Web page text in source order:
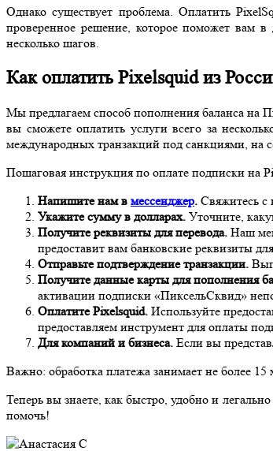
Однако существует проблема. Оплатить
проверенное решение, которое поможет вам в
несколько шагов.
Как оплатить Pixelsquid из
Мы предлагаем способ пополнения баланса на
вы сможете оплатить услуги всего за
международных транзакций под санкциями, на
Пошаговая инструкция по оплате подписки на
Напишите нам в мессенджер. Свяжитесь с
Укажите сумму в долларах. Уточните,
Получите реквизиты для перевода. Наш
предоставит вам банковские реквизиты
Отправьте подтверждение транзакции.
Получите данные карты для пополнения
активации подписки «ПиксельСквид»
Оплатите Pixelsquid. Используйте
предоставляем инструмент для оплаты
Для компаний и бизнеса. Если вы
Важно: обработка платежа занимает не более 15
Теперь вы знаете, как быстро, удобно и
помочь!